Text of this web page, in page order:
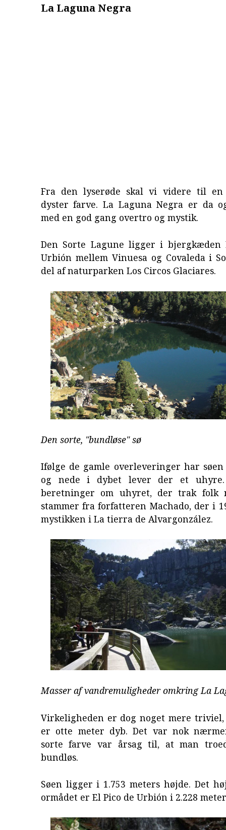
La Laguna Negra
Fra den lyserøde skal vi videre til en
dyster farve. La Laguna Negra er da
med en god gang overtro og mystik.
Den Sorte Lagune ligger i bjergkæden
Urbión mellem Vinuesa og Covaleda i
del af naturparken Los Circos Glaciares.
Den sorte, "bundløse" sø
Ifølge de gamle overleveringer har
og nede i dybet lever der et uhyre.
beretninger om uhyret, der trak folk
stammer fra forfatteren Machado, der i
mystikken i La tierra de Alvargonzález.
Masser af vandremuligheder omkring La
Virkeligheden er dog noget mere triviel,
er otte meter dyb. Det var nok
sorte farve var årsag til, at man
bundløs.
Søen ligger i 1.753 meters højde. Det
ormådet er El Pico de Urbión i 2.228